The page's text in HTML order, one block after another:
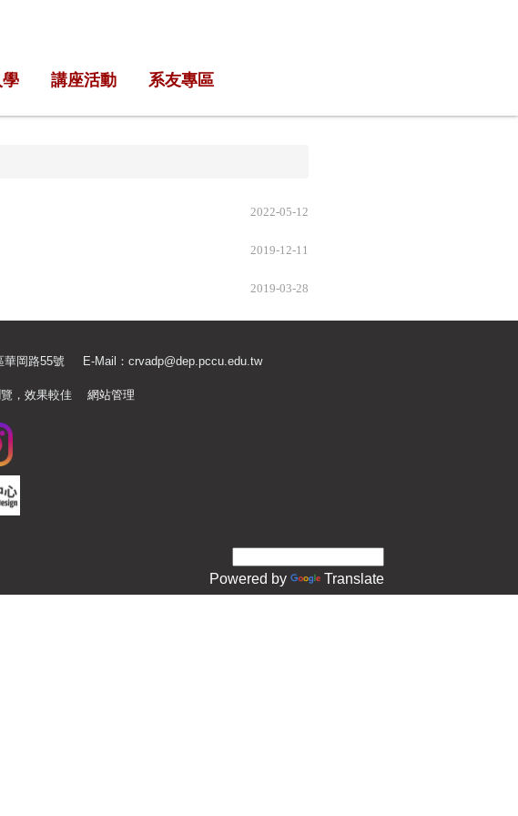
講座活動 系友專區
2022-05-12
2019-12-11
2019-03-28
華岡路55號 E-Mail： crvadp@dep.pccu.edu.tw
覽，效果較佳 網站管理
Powered by Translate